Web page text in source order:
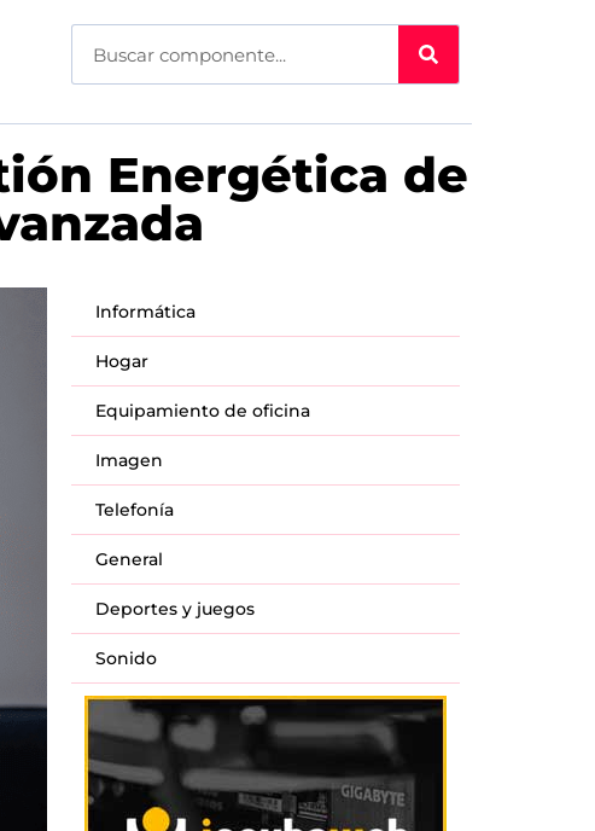
Energética de
Informática
Hogar
Equipamiento de oficina
Imagen
Telefonía
General
Deportes y juegos
Sonido